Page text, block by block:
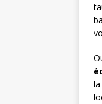
la